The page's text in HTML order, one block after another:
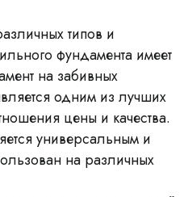
типов и
фундамента имеет
на забивных
одним из лучших
цены и качества.
универсальным и
на различных